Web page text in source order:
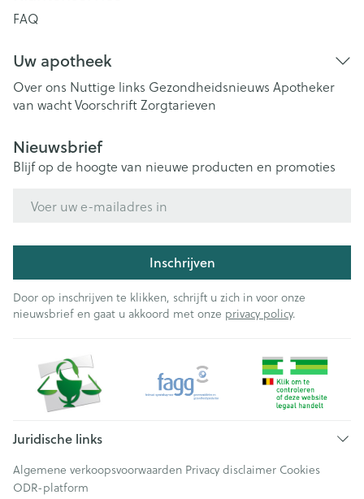
FAQ
Uw apotheek
Over ons Nuttige links Gezondheidsnieuws Apotheker
van wachtVoorschriftZorgtarieven
Nieuwsbrief
Blijf op de hoogte van nieuwe producten en promoties
Inschrijven
Door op inschrijven te klikken, schrijft u zich in voor onze
nieuwsbrief en gaat u akkoord met onze privacy policy.
Juridische links
Algemene verkoopsvoorwaarden Privacy disclaimer Cookies
ODR-platform